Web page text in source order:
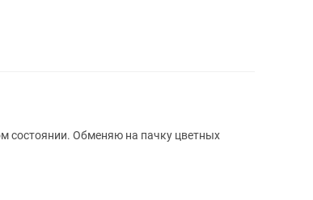
состоянии. Обменяю на пачку цветных